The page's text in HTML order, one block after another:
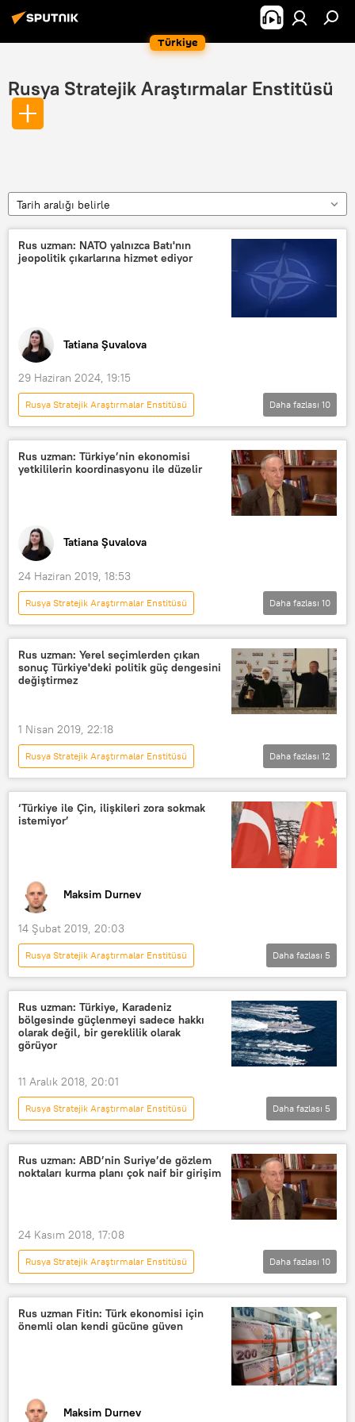
Türkiye
Rusya Stratejik Araştırmalar Enstitüsü
Tarih aralığı belirle
Rus uzman: NATO yalnızca Batı'nın
jeopolitik çıkarlarına hizmet ediyor
Tatiana Şuvalova
29 Haziran 2024, 19:15
Rusya Stratejik Araştırmalar Enstitüsü
GÖRÜŞ
Vladimir Fitin
NATO
ABD
Batı
Avrupa
Komünizm
Daha fazlası 10
Rus uzman: Türkiye’nin ekonomisi
yetkililerin koordinasyonu ile düzelir
Tatiana Şuvalova
24 Haziran 2019, 18:53
Rusya Stratejik Araştırmalar Enstitüsü
Türkiye
DÜNYA
Haberler
GÖRÜŞ
İstanbul Büyükşehir Belediyesi (İBB)
Daha fazlası 10
Rus uzman: Yerel seçimlerden çıkan
sonuç Türkiye'deki politik güç dengesini
değiştirmez
1 Nisan 2019, 22:18
Rusya Stratejik Araştırmalar Enstitüsü
DÜNYA
Türkiye
Analiz
Haberler
Rusya
TÜRKİYE
Boris Dolgov
iktidar
Daha fazlası 12
‘Türkiye ile Çin, ilişkileri zora sokmak
istemiyor’
Maksim Durnev
14 Şubat 2019, 20:03
Rusya Stratejik Araştırmalar Enstitüsü
GÖRÜŞ
TÜRKİYE
Çin
Vladimir Fitin
Uygur
Daha fazlası 5
Rus uzman: Türkiye, Karadeniz
bölgesinde güçlenmeyi sadece hakkı
olarak değil, bir gereklilik olarak
görüyor
11 Aralık 2018, 20:01
Rusya Stratejik Araştırmalar Enstitüsü
Analiz
Rusya
TÜRKİYE
Trabzon
Vladimir Fitin
Sputnik
Daha fazlası 5
Rus uzman: ABD’nin Suriye’de gözlem
noktaları kurma planı çok naif bir girişim
24 Kasım 2018, 17:08
Rusya Stratejik Araştırmalar Enstitüsü
DÜNYA
Türkiye
Haberler
ABD
TÜRKİYE
Hulusi Akar
Vladimir Fitin
Daha fazlası 10
Rus uzman Fitin: Türk ekonomisi için
önemli olan kendi gücüne güven
Maksim Durnev